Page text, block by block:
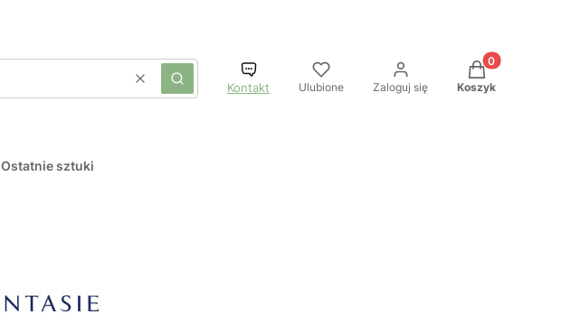
WyczyśćSzukaj Kontakt Ulubione Zaloguj się
Produkty w
Koszyk
Ostatnie sztuki